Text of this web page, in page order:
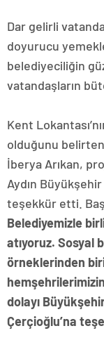
Dar gelirli
doyurucu
belediyeciliğin
vatandaşların
Kent
olduğunu
İberya Arıkan,
Aydın
teşekkür etti.
Belediyemizle
atıyoruz. Sosyal
örneklerinden
dolayı
Çerçioğlu’na